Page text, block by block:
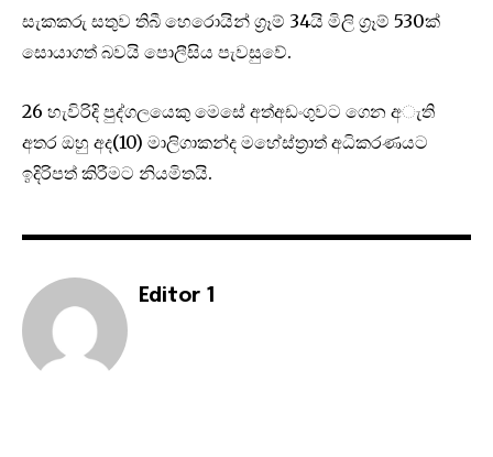
සැකකරු සතුව තිබී හෙරොයින් ග්‍රෑම් 34යි මිලි ග්‍රෑම් 530ක්
සොයාගත් බවයි පොලීසිය පැවසුවේ.
26 හැවිරිදි පුද්ගලයෙකු මෙසේ අත්අඩංගුවට ගෙන අැති
අතර ඔහු අද(10) මාලිගාකන්ද මහේස්ත්‍රාත් අධිකරණයට
ඉදිරිපත් කිරීමට නියමිතයි.
Editor 1